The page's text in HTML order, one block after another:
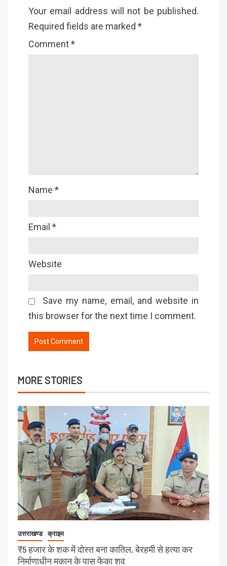
Your email address will not be published.
Required fields are marked *
Comment*
Name *
Email *
Website
Save my name, email, and website in
this browser for the next time I comment.
MORE STORIES
उत्तराखण्ड क्राइम
₹5 हजार के शक में दोस्त बना कातिल, बेरहमी से हत्या कर
निर्माणाधीन मकान के पास फेंका शव